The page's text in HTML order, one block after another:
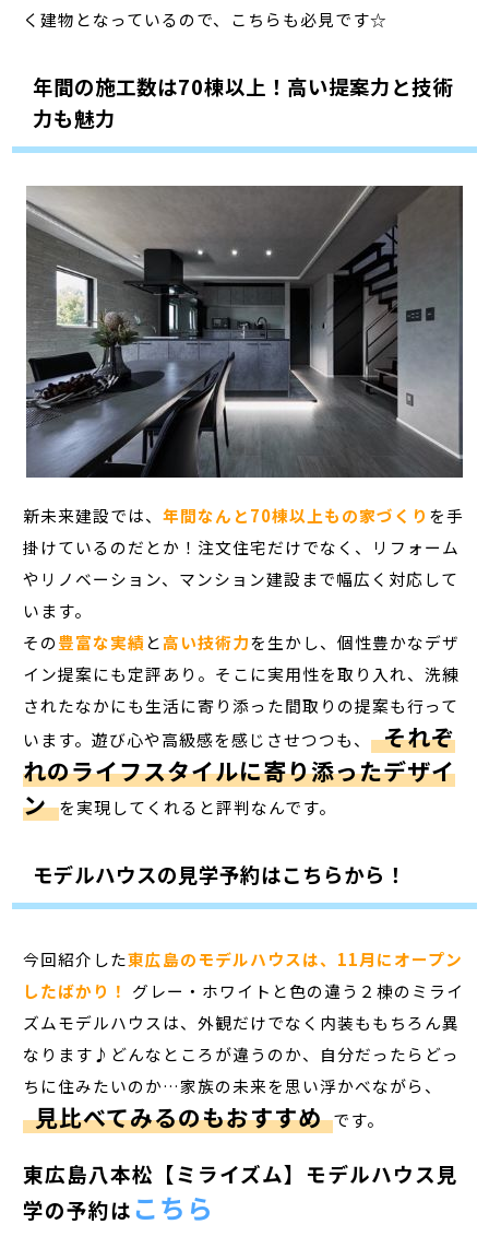
く建物となっているので、こちらも必見です☆
年間の施工数は70棟以上！高い提案力と技術
力も魅力
新未来建設では、年間なんと70棟以上もの家づくり を手
掛けているのだとか！注文住宅だけでなく、リフォーム
やリノベーション、マンション建設まで幅広く対応して
います。
その豊富な実績と高い技術力を生かし、個性豊かなデザ
イン提案にも定評あり。そこに実用性を取り入れ、洗練
されたなかにも生活に寄り添った間取りの提案も行って
います。遊び心や高級感を感じさせつつも、 それぞ
れのライフスタイルに寄り添ったデザイ
ン を実現してくれると評判なんです。
モデルハウスの見学予約はこちらから！
今回紹介した東広島のモデルハウスは、11月にオープン
したばかり！ グレー・ホワイトと色の違う２棟のミライ
ズムモデルハウスは、外観だけでなく内装ももちろん異
なります♪どんなところが違うのか、自分だったらどっ
ちに住みたいのか…家族の未来を思い浮かべながら、
見比べてみるのもおすすめ です。
東広島八本松【ミライズム】モデルハウス見
学の予約はこちら